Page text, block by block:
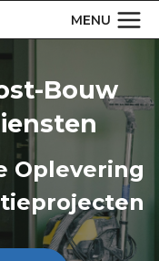
MENU
Bouw
Oplevering